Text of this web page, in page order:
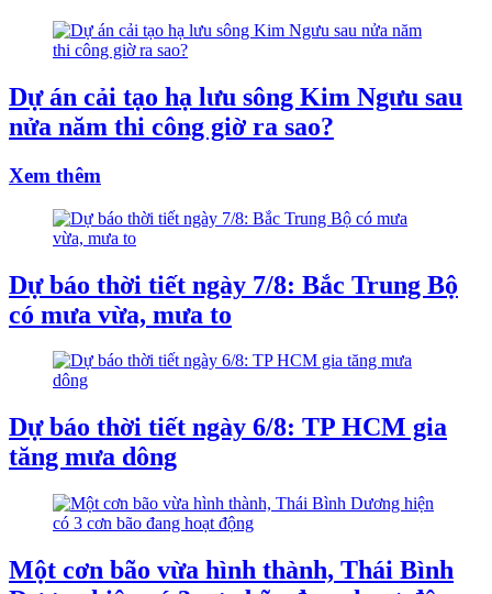
Dự án cải tạo hạ lưu sông Kim Ngưu sau
nửa năm thi công giờ ra sao?
Xem thêm
Dự báo thời tiết ngày 7/8: Bắc Trung Bộ
có mưa vừa, mưa to
Dự báo thời tiết ngày 6/8: TP HCM gia
tăng mưa dông
Một cơn bão vừa hình thành, Thái Bình